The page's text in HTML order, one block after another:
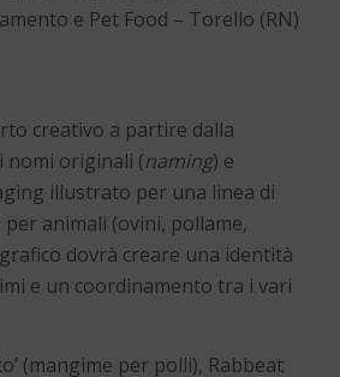
e Pet Food – Torello (RN)
creativo a partire dalla
nomi originali (naming) e
illustrato per una linea di
animali (ovini, pollame,
dovrà creare una identità
e un coordinamento tra i vari
(mangime per polli), Rabbeat